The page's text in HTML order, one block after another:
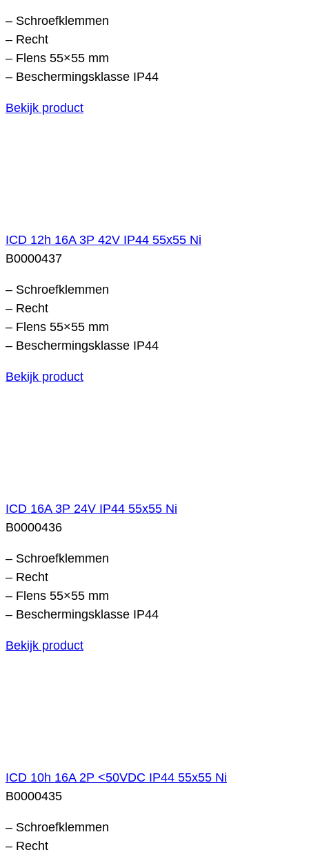
– Schroefklemmen
– Recht
– Flens 55×55 mm
– Beschermingsklasse IP44
Bekijk product
ICD 12h 16A 3P 42V IP44 55x55 Ni
B0000437
– Schroefklemmen
– Recht
– Flens 55×55 mm
– Beschermingsklasse IP44
Bekijk product
ICD 16A 3P 24V IP44 55x55 Ni
B0000436
– Schroefklemmen
– Recht
– Flens 55×55 mm
– Beschermingsklasse IP44
Bekijk product
ICD 10h 16A 2P <50VDC IP44 55x55 Ni
B0000435
– Schroefklemmen
– Recht